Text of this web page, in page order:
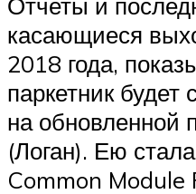
касающиеся
2018 года,
паркетник будет
на обновленной
(Логан). Ею
Common Module